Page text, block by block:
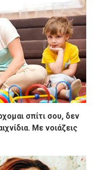
σπίτι σου, δεν
Με νοιάζεις